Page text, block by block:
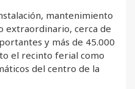
mantenimiento
extraordinario, cerca de
y más de 45.000
el recinto ferial como
del centro de la